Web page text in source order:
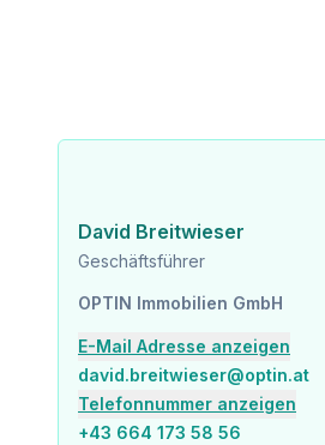
David Breitwieser
Geschäftsführer
OPTIN Immobilien GmbH
E-Mail Adresse anzeigen
david.breitwieser@optin.at
Telefonnummer anzeigen
+43 664 173 58 56